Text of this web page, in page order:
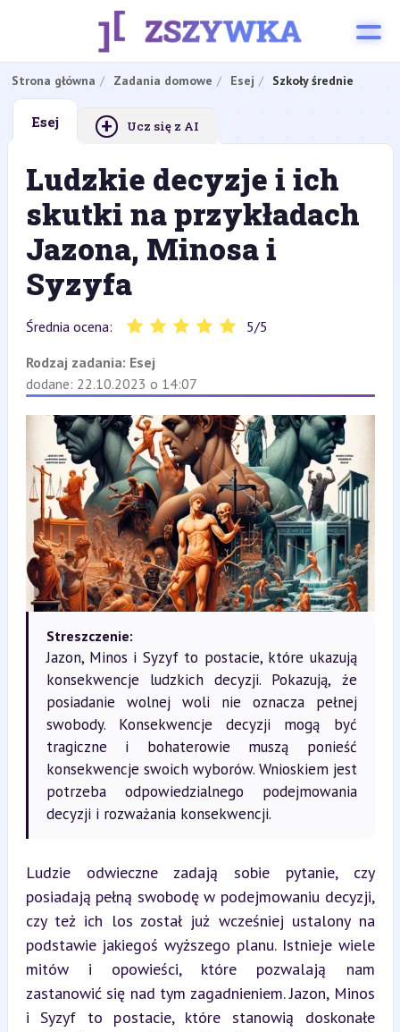
Strona główna Zadania domowe Esej Szkoły średnie
Esej + Ucz się z AI
Ludzkie decyzje i ich
skutki na przykładach
Jazona, Minosa i
Syzyfa
Średnia ocena: 5/5
Rodzaj zadania: Esej
dodane: 22.10.2023 o 14:07
Streszczenie:
Jazon, Minos i Syzyf to postacie, które ukazują
konsekwencje ludzkich decyzji. Pokazują, że
posiadanie wolnej woli nie oznacza pełnej
swobody. Konsekwencje decyzji mogą być
tragiczne i bohaterowie muszą ponieść
konsekwencje swoich wyborów. Wnioskiem jest
potrzeba odpowiedzialnego podejmowania
decyzji i rozważania konsekwencji.
Ludzie odwieczne zadają sobie pytanie, czy
posiadają pełną swobodę w podejmowaniu decyzji,
czy też ich los został już wcześniej ustalony na
podstawie jakiegoś wyższego planu. Istnieje wiele
mitów i opowieści, które pozwalają nam
zastanowić się nad tym zagadnieniem. Jazon, Minos
i Syzyf to postacie, które stanowią doskonałe